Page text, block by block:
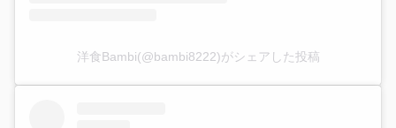
洋食Bambi(@bambi8222)がシェアした投稿